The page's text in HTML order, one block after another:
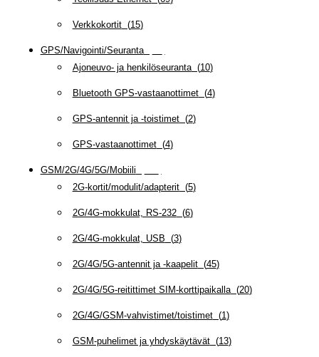
Verkkokortit(15)
GPS/Navigointi/Seuranta(
Ajoneuvo- ja henkilöseuranta(10)
Bluetooth GPS-vastaanottimet(4)
GPS-antennit ja -toistimet(2)
GPS-vastaanottimet(4)
GSM/2G/4G/5G/Mobiili
2G-kortit/modulit/adapterit(5)
2G/4G-mokkulat, RS-232(6)
2G/4G-mokkulat, USB (3)
2G/4G/5G-antennit ja -kaapelit(45)
2G/4G/5G-reitittimet SIM-korttipaikalla(20)
2G/4G/GSM-vahvistimet/toistimet(1 )
GSM-puhelimet ja yhdyskäytävät(13)